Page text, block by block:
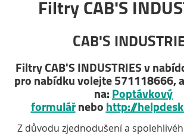
Filtry CAB'S
CAB'S
Filtry CAB'S INDUSTRIES v
pro nabídku volejte 571118666,
na: Poptávkový
formulářnebo http://
Z důvodu zjednodušení a